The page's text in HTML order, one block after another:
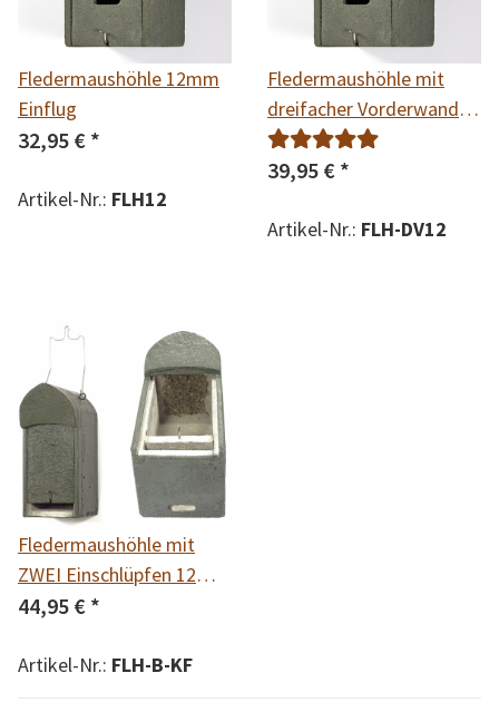
Fledermaushöhle 12mm
Einflug
32,95 € *
Artikel-Nr.: FLH12
Fledermaushöhle mit
dreifacher Vorderwand
12mm
39,95 € *
Artikel-Nr.: FLH-DV12
Fledermaushöhle mit
ZWEI Einschlüpfen 12
mm
44,95 € *
Artikel-Nr.: FLH-B-KF